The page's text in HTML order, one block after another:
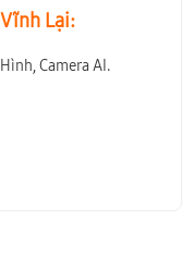
Lại:
Camera AI.